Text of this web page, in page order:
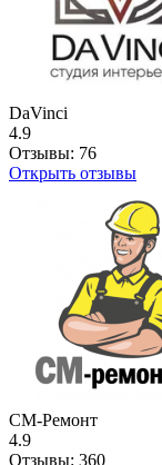
DaVinci
4.9
Отзывы: 76
Открыть отзывы
СМ-Ремонт
4.9
Отзывы: 360